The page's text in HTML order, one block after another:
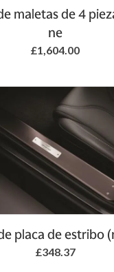
maletas de 4
ne
£1,604.00
placa de estribo
£348.37